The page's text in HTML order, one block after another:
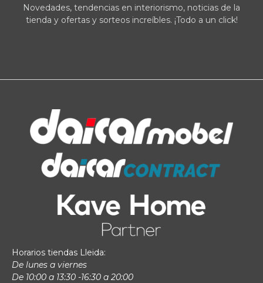
Novedades, tendencias en interiorismo, noticias de la
tienda y ofertas y sorteos increíbles. ¡Todo a un click!
Horarios tiendas Lleida:
De lunes a viernes
De 10:00 a 13:30 -16:30 a 20:00